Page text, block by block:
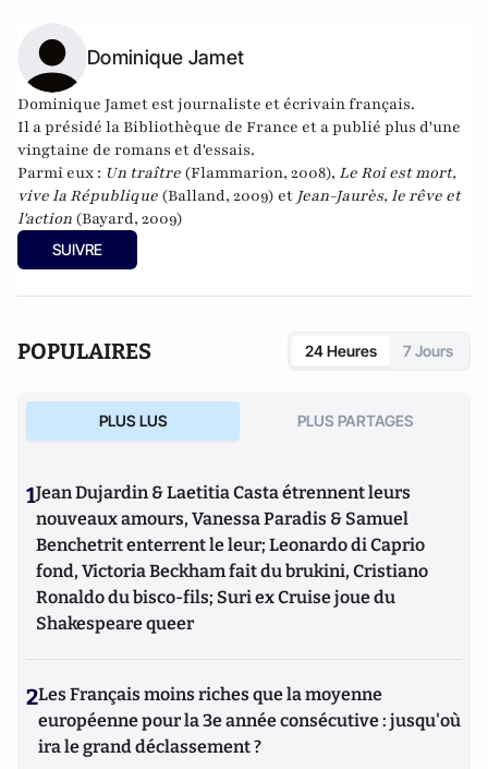
Dominique Jamet
Dominique Jamet est journaliste et écrivain français.
Il a présidé la Bibliothèque de France et a publié plus d'une
vingtaine de romans et d'essais.
Parmi eux : Un traître (Flammarion, 2008), Le Roi est mort,
vive la République (Balland, 2009) et Jean-Jaurès, le rêve et
l'action (Bayard, 2009)
SUIVRE
POPULAIRES 24 Heures 7 Jours
PLUS LUS PLUS PARTAGES
1Jean Dujardin & Laetitia Casta étrennent leurs
nouveaux amours, Vanessa Paradis & Samuel
Benchetrit enterrent le leur; Leonardo di Caprio
fond, Victoria Beckham fait du brukini, Cristiano
Ronaldo du bisco-fils; Suri ex Cruise joue du
Shakespeare queer
2Les Français moins riches que la moyenne
européenne pour la 3e année consécutive : jusqu'où
ira le grand déclassement ?